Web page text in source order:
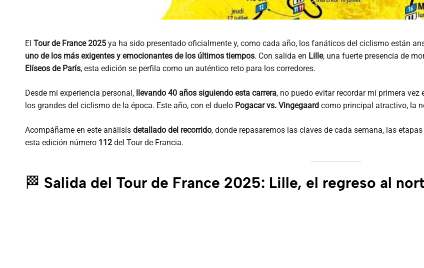
El Tour de France 2025 ya ha sido presentado oficialmente y, como cada año, los fanáticos del ciclismo están
uno de los más exigentes y emocionantes de los últimos tiempos. Con salida en Lille, una fuerte presencia de
Elíseos de París, esta edición se perfila como un auténtico reto para los corredores.
Desde mi experiencia personal, llevando 40 años siguiendo esta carrera, no puedo evitar recordar mi primera
los grandes del ciclismo de la época. Este año, con el duelo Pogacar vs. Vingegaard como principal atractivo, la
Acompáñame en este análisis detallado del recorrido, donde repasaremos las claves de cada semana, las
esta edición número 112 del Tour de Francia.
🏁 Salida del Tour de France 2025: Lille, el regreso al